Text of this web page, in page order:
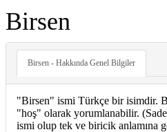
Birsen
Birsen - Hakkında Genel Bilgiler
"Birsen" ismi Türkçe bir isimdir.
"hoş" olarak yorumlanabilir.
ismi olup tek ve biricik anlamına